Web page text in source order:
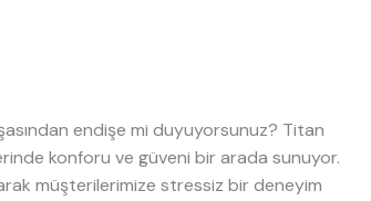
endişe mi duyuyorsunuz? Titan
konforu ve güveni bir arada sunuyor.
müşterilerimize stressiz bir deneyim